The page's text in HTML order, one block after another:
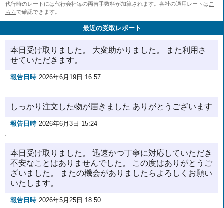
代行時のレートには代行会社毎の両替手数料が加算されます。各社の適用レートはこ
ちらで確認できます。
最近の受取レポート
本日受け取りました。 大変助かりました。 また利用さ
せていただきます。
報告日時 2026年6月19日 16:57
しっかり注文した物が届きました ありがとうございます
報告日時 2026年6月3日 15:24
本日受け取りました。 迅速かつ丁寧に対応していただき
不安なことはありませんでした。 この度はありがとうご
ざいました。 またの機会がありましたらよろしくお願い
いたします。
報告日時 2026年5月25日 18:50